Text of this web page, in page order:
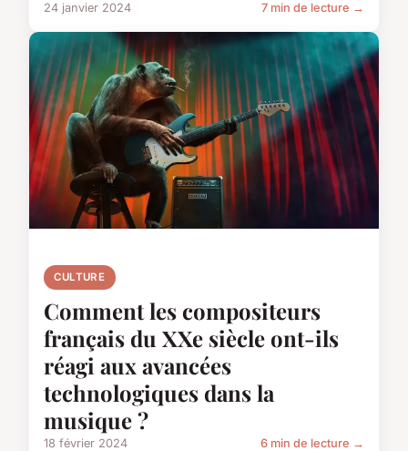
24 janvier 2024 7 min de lecture →
CULTURE
Comment les compositeurs
français du XXe siècle ont-ils
réagi aux avancées
technologiques dans la
musique ?
18 février 2024 6 min de lecture →